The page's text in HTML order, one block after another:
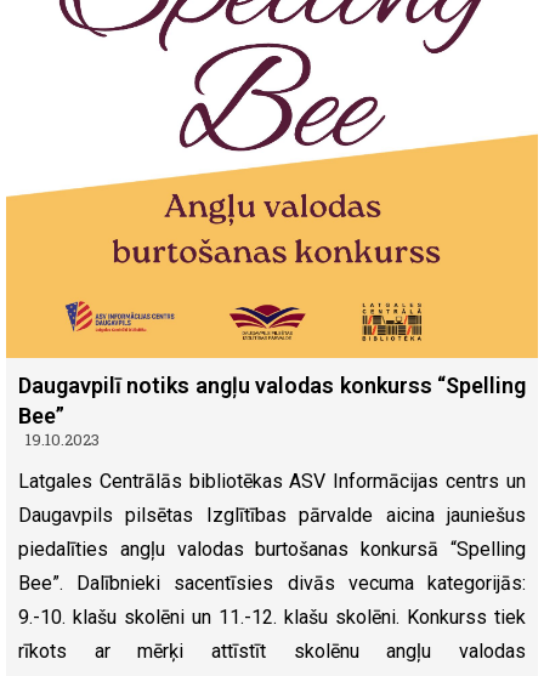
Daugavpilī notiks angļu valodas konkurss “Spelling
Bee”
19.10.2023
Latgales Centrālās bibliotēkas ASV Informācijas centrs un
Daugavpils pilsētas Izglītības pārvalde aicina jauniešus
piedalīties angļu valodas burtošanas konkursā “Spelling
Bee”. Dalībnieki sacentīsies divās vecuma kategorijās:
9.-10. klašu skolēni un 11.-12. klašu skolēni. Konkurss tiek
rīkots ar mērķi attīstīt skolēnu angļu valodas